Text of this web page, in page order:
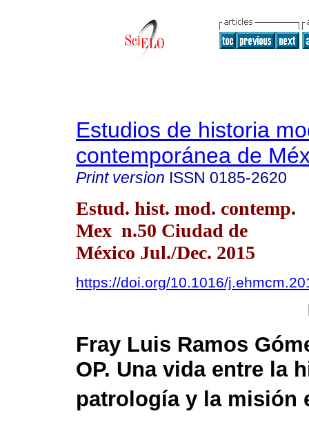
Estudios de historia
contemporánea de
Print version ISSN 0185-2620
Estud. hist. mod. contemp.
Mex n.50 Ciudad de
México Jul./Dec. 2015
https://doi.org/10.1016/
Fray Luis Ramos
OP. Una vida entre la
patrología y la misión